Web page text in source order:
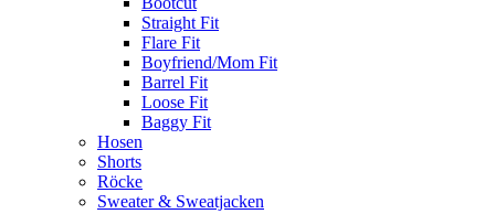
Straight Fit
Flare Fit
Boyfriend/Mom Fit
Barrel Fit
Loose Fit
Baggy Fit
Hosen
Shorts
Röcke
Sweater & Sweatjacken